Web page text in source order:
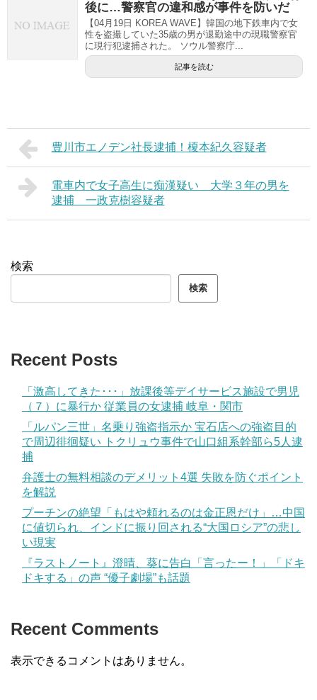
後に…警察官の違和感が事件を防いだ
【04月19日 KOREA WAVE】韓国の地下鉄車内で女
性を盗撮していた35歳の男が退勤途中の現職警察官
に現行犯逮捕された。 ソウル警察庁...
記事を読む
豊川市エノデン社長逮捕！榎本紀久容疑者
電車内で女子高生に痴漢疑い 大学３年の男を
逮捕 一政克樹容疑者
検索
検索
Recent Posts
「激高してきた･･･」放課後等デイサービス施設で男児
（７）に暴行か 従業員の女逮捕 岐阜・関市
「ルパン三世」名乗り強盗指示か 宝石店への強盗目的
で周辺徘徊疑い トクリュウ事件で山口組系幹部ら5人逮
捕
弁護士の無料相談のデメリット4選 失敗を防ぐポイント
を解説
プーチンの絶望「もはや頼れるのは金正恩だけ」…中国
に値切られ、インドに振り回される“大国ロシア”の悲し
い現実
『ラストノート』澄晴、葵に告白「言ったー！」「ドキ
ドキする」の声 “優子劇場”も話題
Recent Comments
表示できるコメントはありません。